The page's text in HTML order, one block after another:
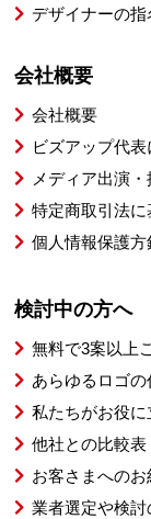
デザイナーの
会社概要
会社概要
ビズアップ代表
メディア出演
特定商取引法
個人情報保護方
検討中の方へ
無料で3案以上
あらゆるロゴ
私たちがお役
他社との比較表
お客さまへのお
業者選定や検